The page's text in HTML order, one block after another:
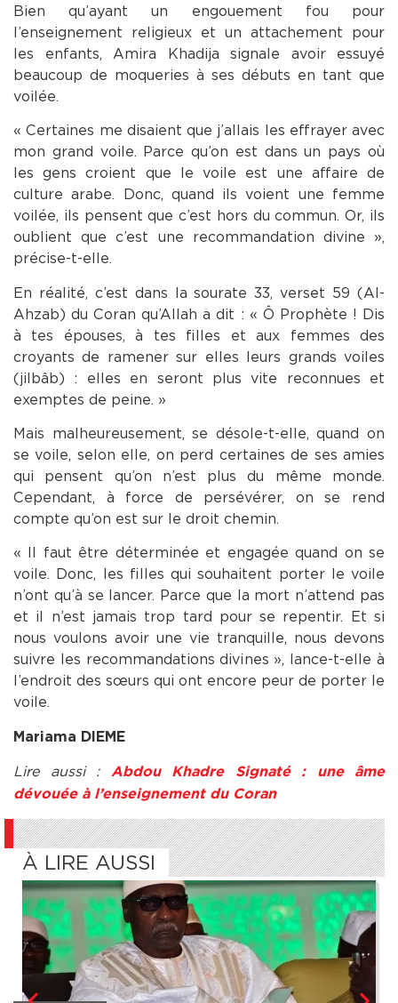
Bien qu’ayant un engouement fou pour
l’enseignement religieux et un attachement pour
les enfants, Amira Khadija signale avoir essuyé
beaucoup de moqueries à ses débuts en tant que
voilée.
« Certaines me disaient que j’allais les effrayer avec
mon grand voile. Parce qu’on est dans un pays où
les gens croient que le voile est une affaire de
culture arabe. Donc, quand ils voient une femme
voilée, ils pensent que c’est hors du commun. Or, ils
oublient que c’est une recommandation divine »,
précise-t-elle.
En réalité, c’est dans la sourate 33, verset 59 (Al-
Ahzab) du Coran qu’Allah a dit : « Ô Prophète ! Dis
à tes épouses, à tes filles et aux femmes des
croyants de ramener sur elles leurs grands voiles
(jilbâb) : elles en seront plus vite reconnues et
exemptes de peine. »
Mais malheureusement, se désole-t-elle, quand on
se voile, selon elle, on perd certaines de ses amies
qui pensent qu’on n’est plus du même monde.
Cependant, à force de persévérer, on se rend
compte qu’on est sur le droit chemin.
« Il faut être déterminée et engagée quand on se
voile. Donc, les filles qui souhaitent porter le voile
n’ont qu’à se lancer. Parce que la mort n’attend pas
et il n’est jamais trop tard pour se repentir. Et si
nous voulons avoir une vie tranquille, nous devons
suivre les recommandations divines », lance-t-elle à
l’endroit des sœurs qui ont encore peur de porter le
voile.
Mariama DIEME
Lire aussi :
Abdou Khadre Signaté : une âme
dévouée à l’enseignement du Coran
À LIRE AUSSI